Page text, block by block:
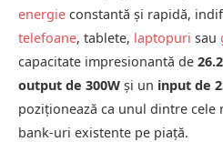
energie constantă și rapidă,
telefoane, tablete, laptopuri sau
capacitate impresionantă de
output de 300W și un input de
poziționează ca unul dintre
bank-uri existente pe piață.